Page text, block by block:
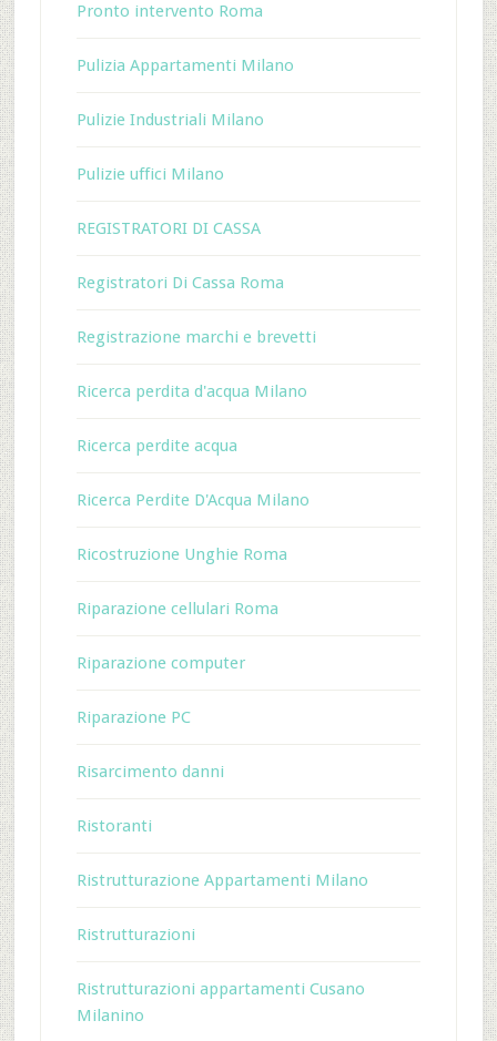
Pronto intervento Roma
Pulizia Appartamenti Milano
Pulizie Industriali Milano
Pulizie uffici Milano
REGISTRATORI DI CASSA
Registratori Di Cassa Roma
Registrazione marchi e brevetti
Ricerca perdita d'acqua Milano
Ricerca perdite acqua
Ricerca Perdite D'Acqua Milano
Ricostruzione Unghie Roma
Riparazione cellulari Roma
Riparazione computer
Riparazione PC
Risarcimento danni
Ristoranti
Ristrutturazione Appartamenti Milano
Ristrutturazioni
Ristrutturazioni appartamenti Cusano
Milanino